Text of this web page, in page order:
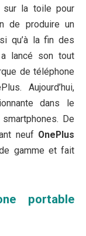
sur la toile pour
de produire un
qu’à la fin des
lancé son tout
de téléphone
Aujourd’hui,
dans le
De
neuf OnePlus
gamme et fait
portable